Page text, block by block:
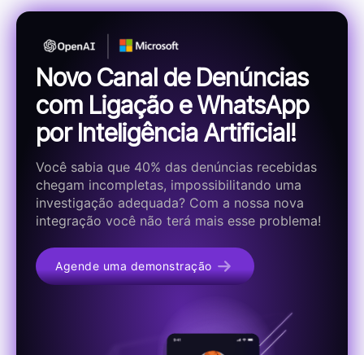
Novo Canal de Denúncias
com Ligação e WhatsApp
por Inteligência Artificial!
Você sabia que 40% das denúncias recebidas
chegam incompletas, impossibilitando uma
investigação adequada? Com a nossa nova
integração você não terá mais esse problema!
Agende uma demonstração